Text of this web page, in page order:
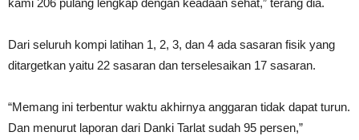
kami 206 pulang lengkap dengan keadaan sehat,” terang dia.
Dari seluruh kompi latihan 1, 2, 3, dan 4 ada sasaran fisik yang
ditargetkan yaitu 22 sasaran dan terselesaikan 17 sasaran.
“Memang ini terbentur waktu akhirnya anggaran tidak dapat turun.
Dan menurut laporan dari Danki Tarlat sudah 95 persen,”